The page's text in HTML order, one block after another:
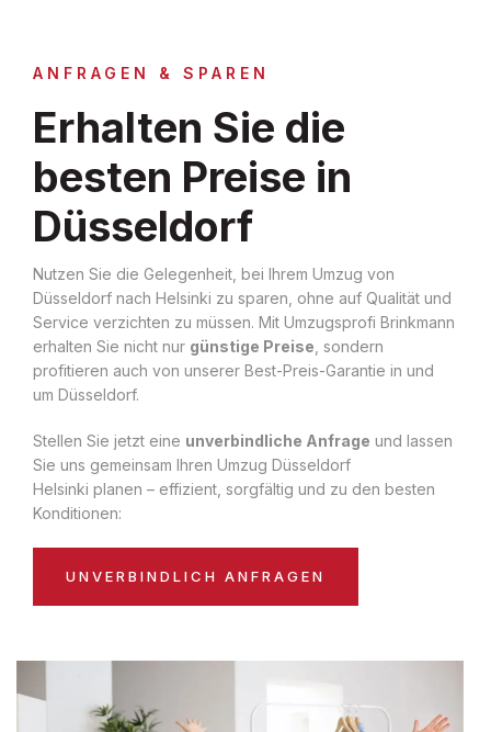
ANFRAGEN & SPAREN
Erhalten Sie die
besten Preise in
Düsseldorf
Nutzen Sie die Gelegenheit, bei Ihrem Umzug von
Düsseldorf nach Helsinki zu sparen, ohne auf Qualität und
Service verzichten zu müssen. Mit Umzugsprofi Brinkmann
erhalten Sie nicht nur günstige Preise , sondern
profitieren auch von unserer Best-Preis-Garantie in und
um Düsseldorf.
Stellen Sie jetzt eine unverbindliche Anfrage und lassen
Sie uns gemeinsam Ihren Umzug Düsseldorf
Helsinki planen – effizient, sorgfältig und zu den besten
Konditionen:
UNVERBINDLICH ANFRAGEN